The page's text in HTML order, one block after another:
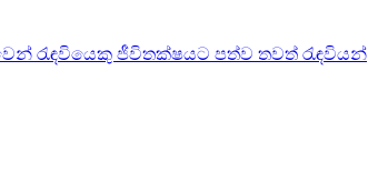
රැඳවියෙකු ජීවිතක්ෂයට පත්ව තවත් රැඳවියන්